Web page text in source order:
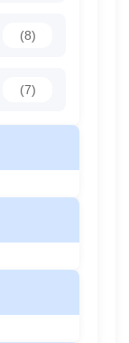
(8)
(7)